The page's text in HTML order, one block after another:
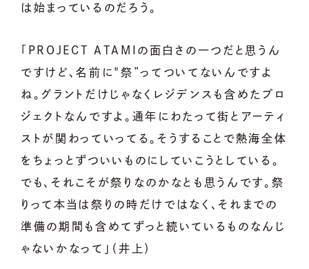
は始まっているのだろう。
「PROJECT ATAMIの面白さの一つだと思うん
ですけど、名前に"祭”ってついてないんですよ
ね。グラントだけじゃなくレジデンスも含めたプロ
ジェクトなんですよ。通年にわたって街とアーティ
ストが関わっていってる。そうすることで熱海全体
をちょっとずついいものにしていこうとしている。
でも、それこそが祭りなのかなとも思うんです。祭
りって本当は祭りの時だけではなく、それまでの
準備の期間も含めてずっと続いているものなんじ
ゃないかなって」（井上）